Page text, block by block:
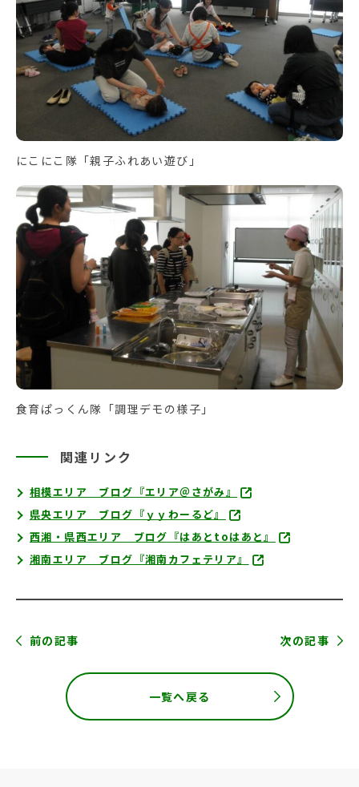
にこにこ隊「親子ふれあい遊び」
食育ぱっくん隊「調理デモの様子」
関連リンク
相模エリア ブログ『エリア＠さがみ』
県央エリア ブログ『ｙｙわーるど』
西湘・県西エリア ブログ『はあとtoはあと』
湘南エリア ブログ『湘南カフェテリア』
前の記事 次の記事
一覧へ戻る